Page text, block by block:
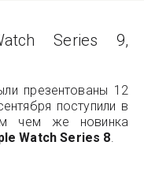
Series 9,
презентованы 12
поступили в
чем же новинка
Watch Series 8.